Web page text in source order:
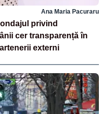
Ana Maria Pacuraru
privind
cer transparență în
externi